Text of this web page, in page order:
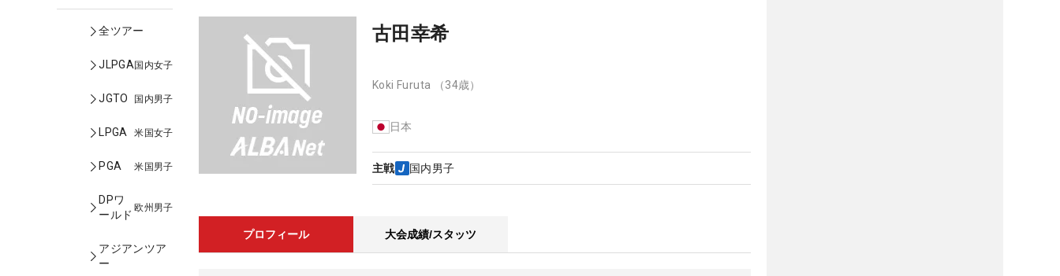
全ツアー
JLPGA国内女子
JGTO 国内男子
LPGA 米国女子
PGA 米国男子
DPワ
ールド
欧州男子
アジアンツア
ー
古田幸希
Koki Furuta （34歳）
日本
主戦 国内男子
プロフィール 大会成績/スタッツ